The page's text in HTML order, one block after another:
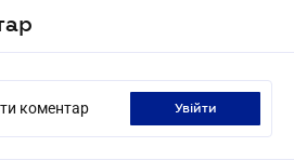
коментар увійти